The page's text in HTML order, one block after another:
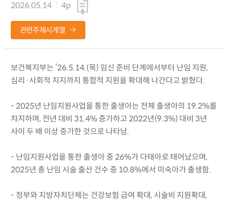
2026.05.14
4p
관련주제시계열
보건복지부는 ’26.5.14.(목) 임신 준비 단계에서부터 난임 지원,
심리·사회적 지지까지 통합적 지원을 확대해 나간다고 밝혔다.
- 2025년 난임지원사업을 통한 출생아는 전체 출생아의 19.2%를
차지하며, 전년 대비 31.4% 증가하고 2022년(9.3%) 대비 3년
사이 두 배 이상 증가한 것으로 나타남.
- 난임지원사업을 통한 출생아 중 26%가 다태아로 태어났으며,
2025년 총 난임 시술 출산 건수 중 10.8%에서 미숙아가 출생함.
- 정부와 지방자치단체는 건강보험 급여 확대, 시술비 지원확대,